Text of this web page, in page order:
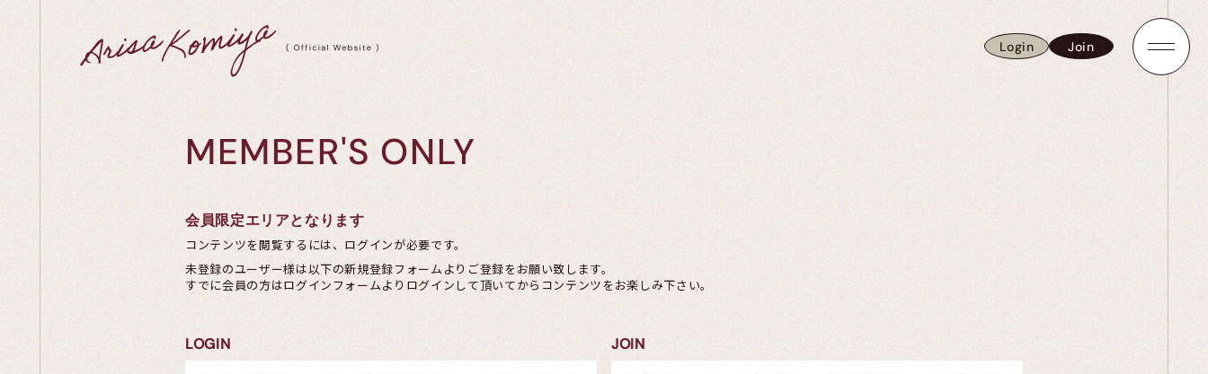
Login
Login
Join
Join
MEMBER'S ONLY
会員限定エリアとなります
コンテンツを閲覧するには、ログインが必要です。
未登録のユーザー様は以下の新規登録フォームよりご登録をお願い致します。
すでに会員の方はログインフォームよりログインして頂いてからコンテンツをお楽しみ下さい。
LOGIN JOIN